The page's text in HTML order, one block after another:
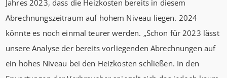
Jahres 2023, dass die Heizkosten bereits in diesem
Abrechnungszeitraum auf hohem Niveau liegen. 2024
könnte es noch einmal teurer werden. „Schon für 2023 lässt
unsere Analyse der bereits vorliegenden Abrechnungen auf
ein hohes Niveau bei den Heizkosten schließen. In den